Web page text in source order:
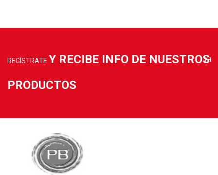
REGÍSTRATE Y RECIBE INFO DE NUESTROS
PRODUCTOS